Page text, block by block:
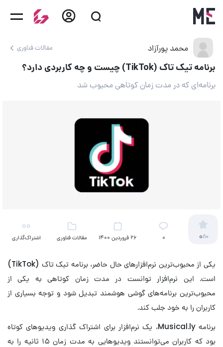
محمد پورآزاد مقالات فناوری
برنامه تیک تاک (TikTok) چیست و چه کاربردی دارد؟
برنامه‌ای که در مدت زمان کوتاهی محبوب شد
0/10 ۰ 26 فروردین 1400 مقالات فناوری اشتراک‌گذاری
یکی از محبوب‌ترین نرم‌افزارهای حال حاضر، برنامه تیک تاک (TikTok)
است. این نرم‌افزار توانست در مدت زمان کوتاهی به یکی از
محبوب‌ترین برنامه‌های گوشی هوشمند تبدیل شود و توجه بسیاری از
کاربران را به خود جلب کند.
برنامه Musical.ly، یک نرم‌افزار برای اشتراک گذاری ویدیوهای کوتاه
بود که کاربران می‌توانستند ویدیوهایی به مدت زمان ۱۵ ثانیه را به